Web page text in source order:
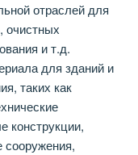
отраслей для
очистных
и т.д.
для зданий и
таких как
конструкции,
сооружения,